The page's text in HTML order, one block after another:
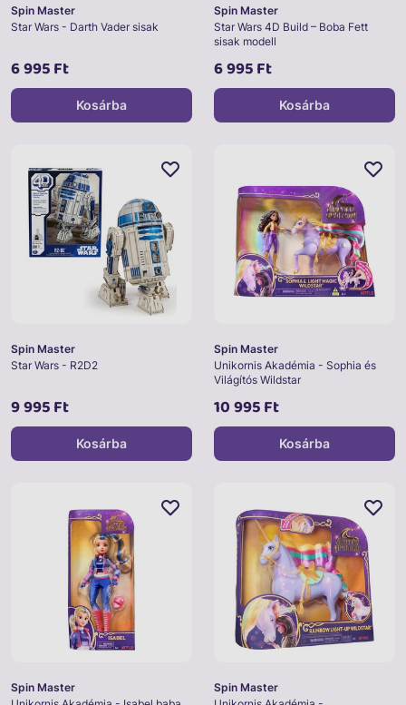
Spin Master
Star Wars - Darth Vader sisak
6 995 Ft
Kosárba
Spin Master
Star Wars 4D Build – Boba Fett
sisak modell
6 995 Ft
Kosárba
Spin Master
Star Wars - R2D2
9 995 Ft
Kosárba
Spin Master
Unikornis Akadémia - Sophia és
Világítós Wildstar
10 995 Ft
Kosárba
Spin Master
Spin Master